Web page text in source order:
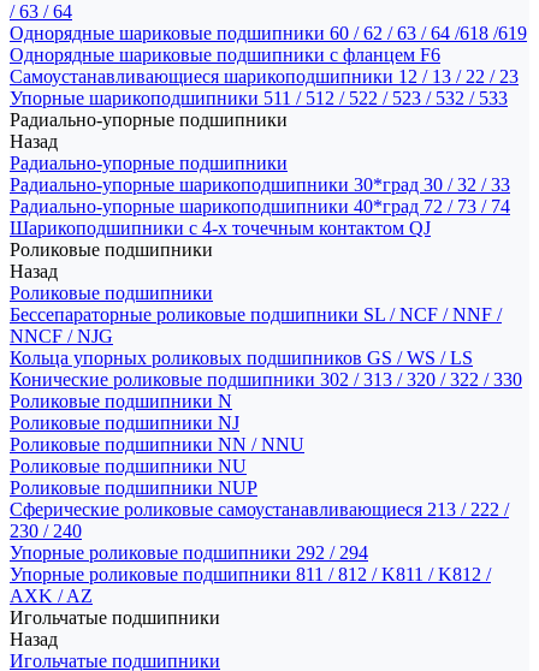
/ 63 / 64
Однорядные шариковые подшипники 60 / 62 / 63 / 64 /618 /619
Однорядные шариковые подшипники с фланцем F6
Самоустанавливающиеся шарикоподшипники 12 / 13 / 22 / 23
Упорные шарикоподшипники 511 / 512 / 522 / 523 / 532 / 533
Радиально-упорные подшипники
Назад
Радиально-упорные подшипники
Радиально-упорные шарикоподшипники 30*град 30 / 32 / 33
Радиально-упорные шарикоподшипники 40*град 72 / 73 / 74
Шарикоподшипники с 4-х точечным контактом QJ
Роликовые подшипники
Назад
Роликовые подшипники
Бессепараторные роликовые подшипники SL / NCF / NNF /
NNCF / NJG
Кольца упорных роликовых подшипников GS / WS / LS
Конические роликовые подшипники 302 / 313 / 320 / 322 / 330
Роликовые подшипники N
Роликовые подшипники NJ
Роликовые подшипники NN / NNU
Роликовые подшипники NU
Роликовые подшипники NUP
Сферические роликовые самоустанавливающиеся 213 / 222 /
230 / 240
Упорные роликовые подшипники 292 / 294
Упорные роликовые подшипники 811 / 812 / K811 / K812 /
AXK / AZ
Игольчатые подшипники
Назад
Игольчатые подшипники